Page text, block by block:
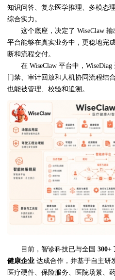
知识问答、复杂医学推理、多模态
综合实力。
这个底座，决定了 WiseClaw
平台能够在真实业务中，更稳地完
断和流程交付。
在 WiseClaw 平台中，
门禁、审计回放和人机协同流程结
也能被管理、校验和追溯。
目前，智诊科技已与全国 300+
健康企业 达成合作，并基于自主研
医疗硬件、保险服务、医院场景、